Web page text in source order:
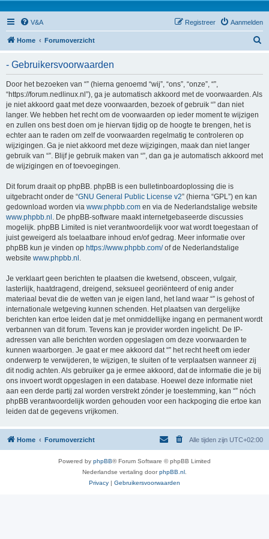
V&A Aanmelden
Registreer
Home Forumoverzicht
- Gebruikersvoorwaarden
Door het bezoeken van “” (hierna genoemd “wij”, “ons”, “onze”, “”,
“https://forum.nedlinux.nl”), ga je automatisch akkoord met de voorwaarden. Als
je niet akkoord gaat met deze voorwaarden, bezoek of gebruik “” dan niet
langer. We hebben het recht om de voorwaarden op ieder moment te wijzigen
en zullen ons best doen om je hiervan tijdig op de hoogte te brengen, het is
echter aan te raden om zelf de voorwaarden regelmatig te controleren op
wijzigingen. Ga je niet akkoord met deze wijzigingen, maak dan niet langer
gebruik van “”. Blijf je gebruik maken van “”, dan ga je automatisch akkoord met
de wijzigingen en of toevoegingen.
Dit forum draait op phpBB. phpBB is een bulletinboardoplossing die is
uitgebracht onder de “GNU General Public License v2” (hierna “GPL”) en kan
gedownload worden via www.phpbb.com en via de Nederlandstalige website
www.phpbb.nl . De phpBB-software maakt internetgebaseerde discussies
mogelijk. phpBB Limited is niet verantwoordelijk voor wat wordt toegestaan of
juist geweigerd als toelaatbare inhoud en/of gedrag. Meer informatie over
phpBB kun je vinden op https://www.phpbb.com/of de Nederlandstalige
website www.phpbb.nl .
Je verklaart geen berichten te plaatsen die kwetsend, obsceen, vulgair,
lasterlijk, haatdragend, dreigend, seksueel georiënteerd of enig ander
materiaal bevat die de wetten van je eigen land, het land waar “” is gehost of
internationale wetgeving kunnen schenden. Het plaatsen van dergelijke
berichten kan ertoe leiden dat je met onmiddellijke ingang en permanent wordt
verbannen van dit forum. Tevens kan je provider worden ingelicht. De IP-
adressen van alle berichten worden opgeslagen om deze voorwaarden te
kunnen waarborgen. Je gaat er mee akkoord dat “” het recht heeft om ieder
onderwerp te verwijderen, te wijzigen, te sluiten of te verplaatsen wanneer zij
dit nodig achten. Als gebruiker ga je ermee akkoord, dat de informatie die je bij
ons invoert wordt opgeslagen in een database. Hoewel deze informatie niet
aan een derde partij zal worden verstrekt zónder je toestemming, kan “” nóch
phpBB verantwoordelijk worden gehouden voor een hackpoging die ertoe kan
leiden dat de gegevens vrijkomen.
Home Forumoverzicht Alle tijden zijn UTC+02:00
Powered by phpBB® Forum Software © phpBB Limited
Nederlandse vertaling doorphpBB.nl
Privacy | Gebruikersvoorwaarden